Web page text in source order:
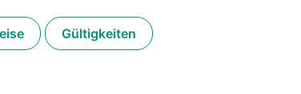
Gültigkeiten